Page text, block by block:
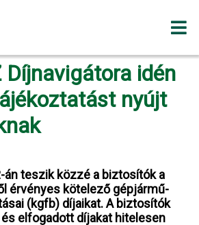
idén
nyújt
án teszik közzé a biztosítók a
érvényes kötelező gépjármű-
(kgfb) díjaikat. A biztosítók
elfogadott díjakat hitelesen